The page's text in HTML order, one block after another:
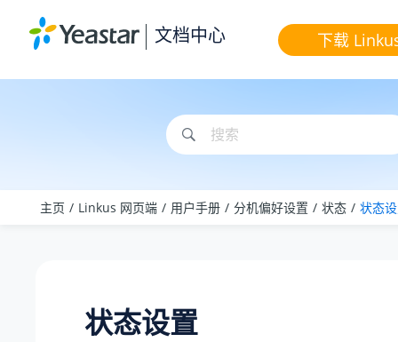
文档中心 下载
主页 Linkus 网页端 用户手册 分机偏好设置 状态 状态
状态设置